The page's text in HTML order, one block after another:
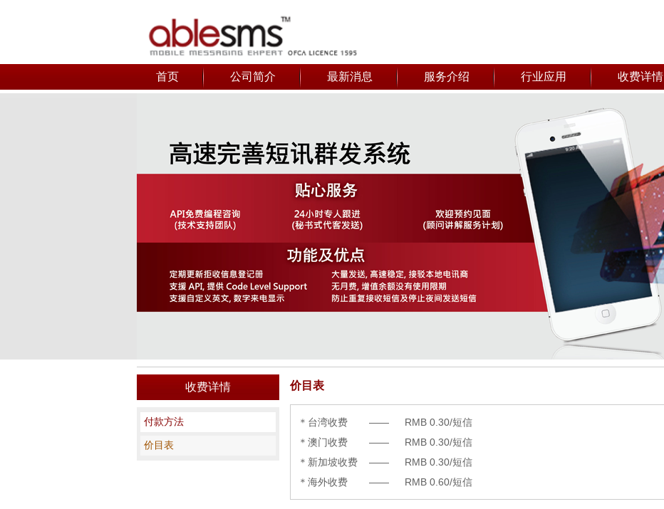
首页 公司简介 最新消息 服务介绍 行业应用 收费详情
收费详情
付款方法
价目表
价目表
＊台湾收费 ——
RMB 0.30/短信
＊澳门收费
——
RMB 0.30/短信
＊新加坡收费
——
RMB 0.30/短信
＊海外收费
—— RMB 0.60/短信